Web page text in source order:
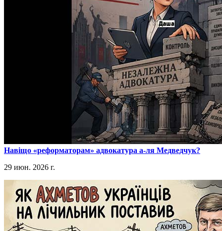
​Навіщо «реформаторам» адвокатура а-ля Медведчук?
29 июн. 2026 г.